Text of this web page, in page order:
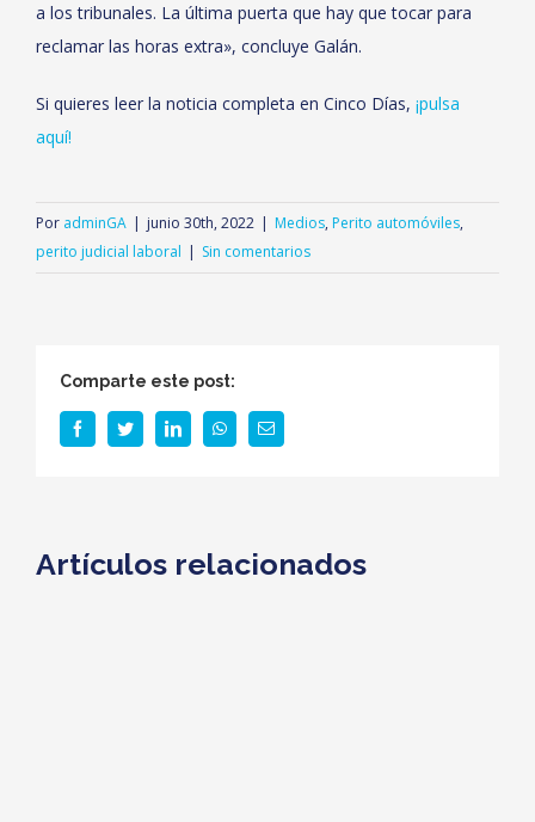
a los tribunales. La última puerta que hay que tocar para
reclamar las horas extra», concluye Galán.
Si quieres leer la noticia completa en Cinco Días, ¡pulsa
aquí!
Por adminGA | junio 30th, 2022 | Medios, Perito automóviles,
perito judicial laboral | Sin comentarios
Comparte este post:
facebooktwitter linkedinwhatsappCorreo
electrónico
Artículos relacionados